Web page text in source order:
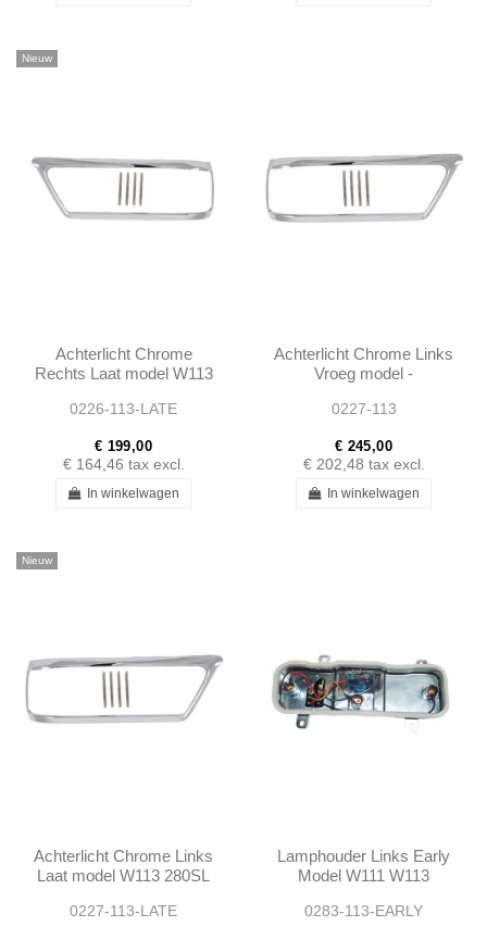
Nieuw
Achterlicht Chrome
Rechts Laat model W113
1138260852
0226-113-LATE
€ 199,00
€ 164,46 tax excl.
In winkelwagen
Achterlicht Chrome Links
Vroeg model -
0227-113
€ 245,00
€ 202,48 tax excl.
In winkelwagen
Nieuw
Achterlicht Chrome Links
Laat model W113 280SL
1138260752
0227-113-LATE
Lamphouder Links Early
Model W111 W113
0283-113-EARLY